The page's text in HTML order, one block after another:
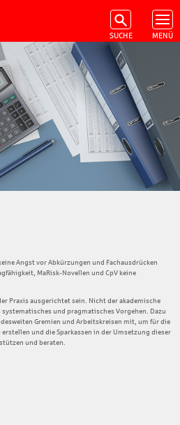
Angst vor Abkürzungen und Fachausdrücken
MaRisk-Novellen und CpV keine
Praxis ausgerichtet sein. Nicht der akademische
und pragmatisches Vorgehen. Dazu
Gremien und Arbeitskreisen mit, um für die
und die Sparkassen in der Umsetzung dieser
und beraten.